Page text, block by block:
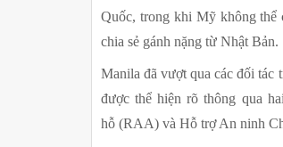
Quốc, trong khi Mỹ không thể
chia sẻ gánh nặng từ Nhật Bản.
Manila đã vượt qua các đối tác
được thể hiện rõ thông qua
hỗ (RAA) và Hỗ trợ An ninh